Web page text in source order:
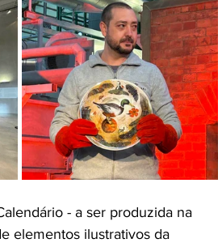
- a ser produzida na
elementos ilustrativos da